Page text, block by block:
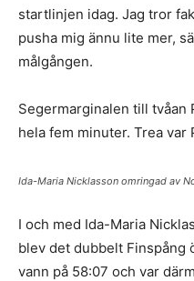
startlinjen idag. Jag tror
pusha mig ännu lite mer,
målgången.
Segermarginalen till tvåan
hela fem minuter. Trea var
Ida-Maria Nicklasson omringad av
I och med Ida-Maria
blev det dubbelt Finspång
vann på 58:07 och var